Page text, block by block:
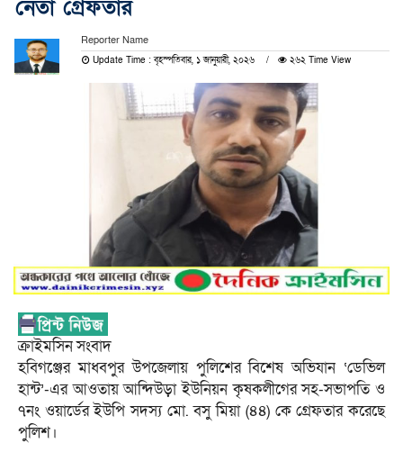
নেতা গ্রেফতার
Reporter Name
Update Time : বৃহস্পতিবার, ১ জানুয়ারী, ২০২৬ ২৬২ Time View
ক্রাইমসিন সংবাদ
হবিগঞ্জের মাধবপুর উপজেলায় পুলিশের বিশেষ অভিযান ‘ডেভিল
হান্ট’-এর আওতায় আন্দিউড়া ইউনিয়ন কৃষকলীগের সহ-সভাপতি ও
৭নং ওয়ার্ডের ইউপি সদস্য মো. বসু মিয়া (৪৪) কে গ্রেফতার করেছে
পুলিশ।